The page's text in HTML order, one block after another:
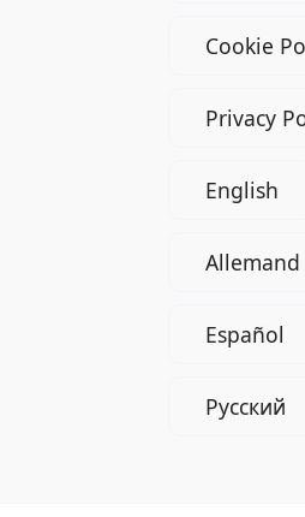
Cookie
Privacy
English
Allemand
Español
Русский